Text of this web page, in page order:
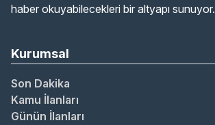
haber okuyabilecekleri bir altyapı sunuyor.
Kurumsal
Son Dakika
Kamu İlanları
Günün İlanları